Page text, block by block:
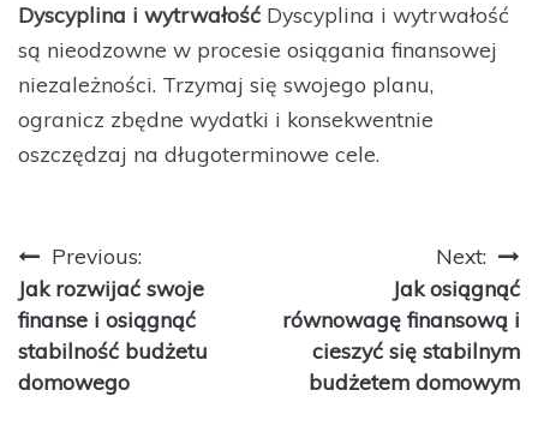
Dyscyplina i wytrwałość Dyscyplina i wytrwałość
są nieodzowne w procesie osiągania finansowej
niezależności. Trzymaj się swojego planu,
ogranicz zbędne wydatki i konsekwentnie
oszczędzaj na długoterminowe cele.
Nawigacja
wpisu
Previous:
Jak rozwijać swoje
finanse i osiągnąć
stabilność budżetu
domowego
Next:
Jak osiągnąć
równowagę finansową i
cieszyć się stabilnym
budżetem domowym